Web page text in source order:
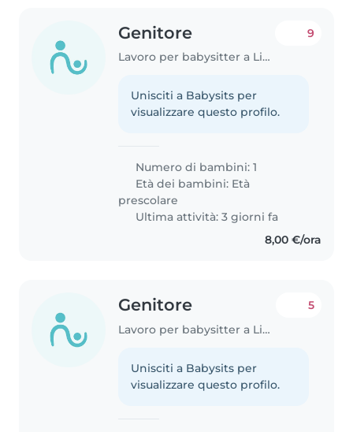
Genitore
Lavoro per babysitter a Livorno
9
Unisciti a Babysits per
visualizzare questo profilo.
Numero di bambini: 1
Età dei bambini: Età
prescolare
Ultima attività: 3 giorni fa
8,00 €/ora
Genitore
Lavoro per babysitter a Livorno
5
Unisciti a Babysits per
visualizzare questo profilo.